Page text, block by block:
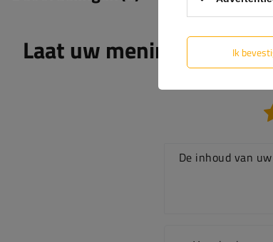
Laat uw mening achter
De inhoud van
Ik